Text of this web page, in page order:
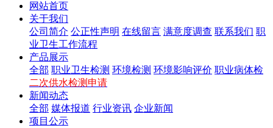
网站首页
关于我们
公司简介 公正性声明 在线留言 满意度调查 联系我们 职
业卫生工作流程
产品展示
全部 职业卫生检测 环境检测 环境影响评价 职业病体检
二次供水检测申请
新闻动态
全部 媒体报道 行业资讯 企业新闻
项目公示